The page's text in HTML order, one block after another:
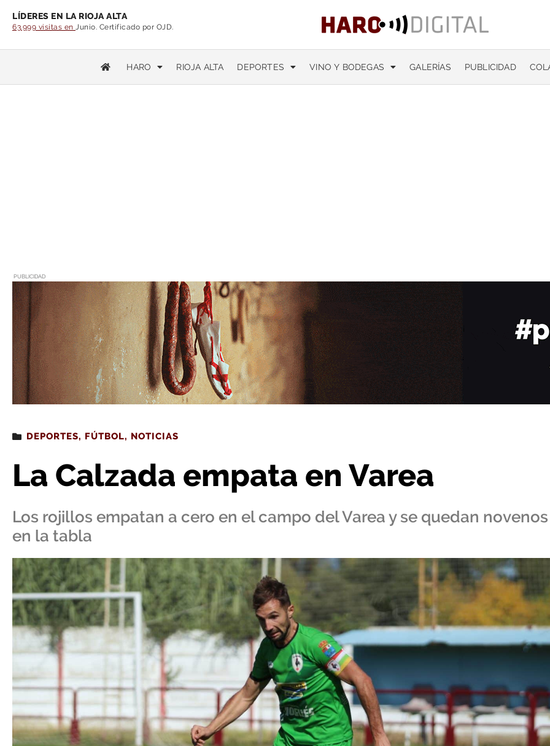
LÍDERES EN LA RIOJA ALTA
63.999 visitas en Junio. Certificado por OJD.
HARO RIOJA ALTA DEPORTES VINO Y BODEGAS GALERÍAS PUBLICIDAD
PUBLICIDAD
Estás leyendo: La Calzada empata en Varea
DEPORTES, FÚTBOL, NOTICIAS
La Calzada empata en Varea
Los rojillos empatan a cero en el campo del Varea y se quedan novenos
en la tabla